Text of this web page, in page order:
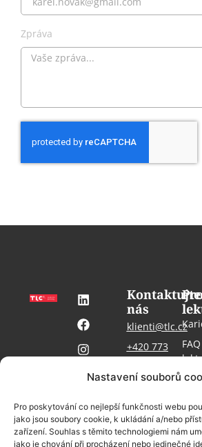
Nastavení souborů
Pro poskytování co nejlepší funkčnosti webu
jako jsou soubory cookie, k ukládání a/nebo
zařízení. Souhlas s těmito technologiemi nám
jako je chování při procházení nebo jedinečné
Zpráva
Kontaktujte
nás
klienti@tlc.cz
+420 773
GDPR
Cookies
#jazykovkaprofirmy
#vzdelavanislaskou